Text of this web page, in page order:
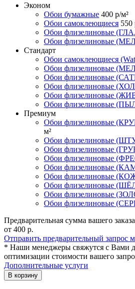
Эконом
Обои бумажные 400 р/м²
Обои самоклеющиеся 550
Обои флизелиновые
Обои флизелиновые
Стандарт
Обои самоклеющиеся
Обои флизелиновые
Обои флизелиновые
Обои флизелиновые
Обои флизелиновые
Обои флизелиновые
Премиум
Обои флизелиновые
м²
Обои флизелиновые
Обои флизелиновые
Обои флизелиновые
Обои флизелиновые
Обои флизелиновые
Обои флизелиновые
Обои флизелиновые
Обои флизелиновые
Предварительная сумма вашего
от 400 р.
Отправить предварительный запрос
* Наши менеджеры свяжутся с Вами
оптимизации стоимости вашего
Дополнительные услуги
В корзину